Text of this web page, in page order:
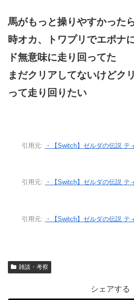
馬がもっと操りやすかった
時オカ、トワプリでエポナ
ド無意味に走り回ってた
まだクリアしてないけどク
って走り回りたい
引用元:
・【Switch】ゼルダの伝説
引用元:
・【Switch】ゼルダの伝説
引用元:
・【Switch】ゼルダの伝説
雑談・考察
シェアする